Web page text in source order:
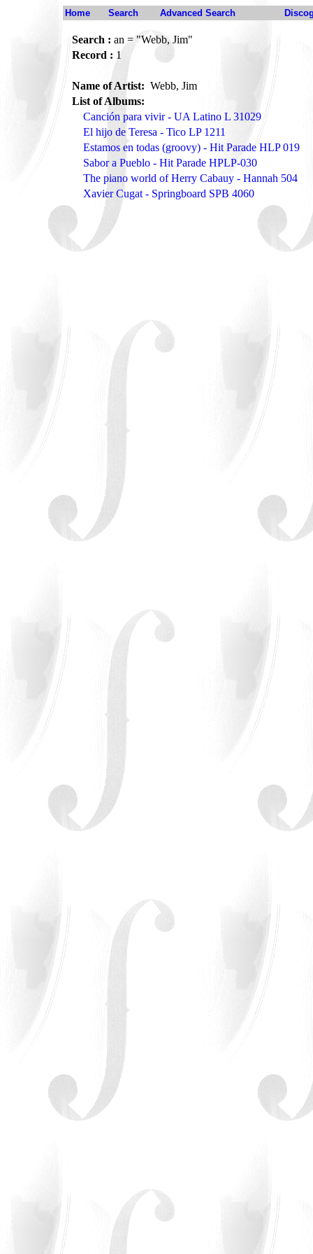
Home Search Advanced Search
Search : an = "Webb, Jim"
Record : 1
Name of Artist: Webb, Jim
List of Albums:
Canción para vivir - UA Latino L 31029
El hijo de Teresa - Tico LP 1211
Estamos en todas (groovy) - Hit Parade HLP 019
Sabor a Pueblo - Hit Parade HPLP-030
The piano world of Herry Cabauy - Hannah 504
Xavier Cugat - Springboard SPB 4060